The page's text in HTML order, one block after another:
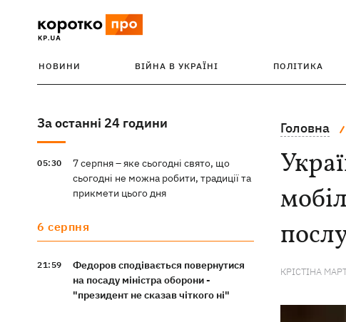
НОВИНИ ВІЙНА В УКРАЇНІ ПОЛІТИКА
За останні 24 години
05:30
7 серпня – яке сьогодні свято, що
сьогодні не можна робити, традиції та
прикмети цього дня
6 серпня
21:59
Федоров сподівається повернутися
на посаду міністра оборони -
"президент не сказав чіткого ні"
Головна
КРІСТІНА